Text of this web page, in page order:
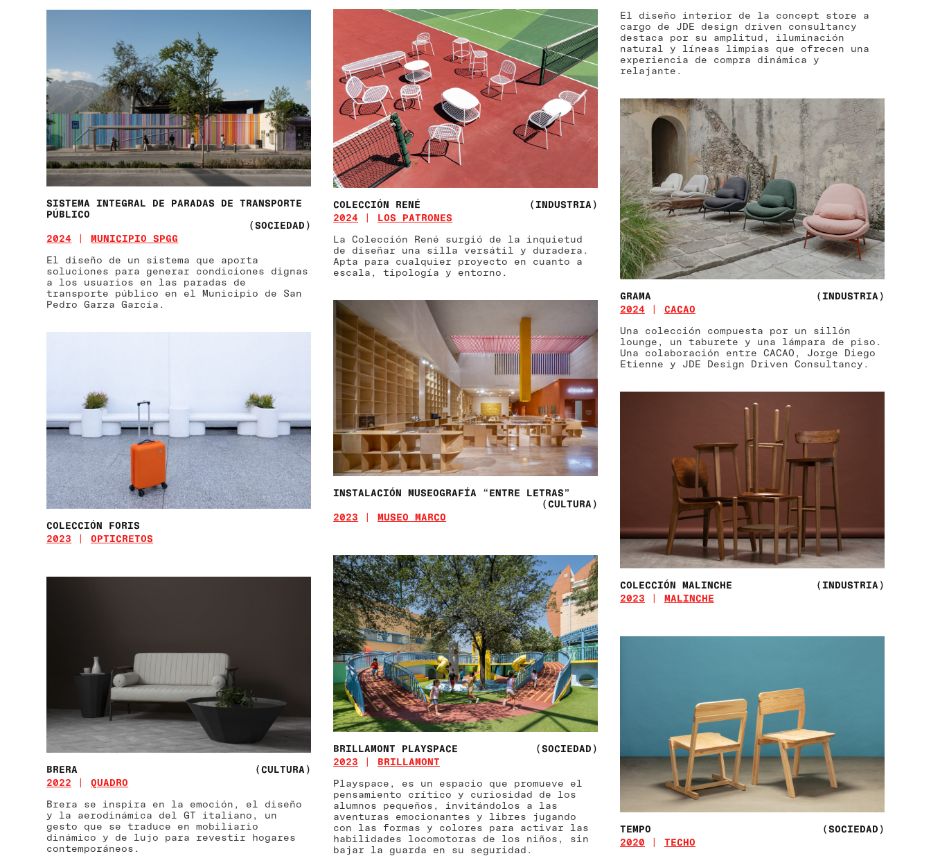
El diseño interior de la concept store a
cargo de JDE design driven consultancy
destaca por su amplitud, iluminación
natural y líneas limpias que ofrecen una
experiencia de compra dinámica y
relajante.
COLECCIÓN RENÉ
(INDUSTRIA)
2024
LOS PATRONES
La Colección René surgió de la inquietud
de diseñar una silla versátil y duradera.
Apta para cualquier proyecto en cuanto a
escala, tipología y entorno.
SISTEMA INTEGRAL DE PARADAS DE TRANSPORTE
PÚBLICO
(SOCIEDAD)
2024
MUNICIPIO SPGG
El diseño de un sistema que aporta
soluciones para generar condiciones dignas
a los usuarios en las paradas de
transporte público en el Municipio de San
Pedro Garza García.
GRAMA
(INDUSTRIA)
2024
CACAO
Una colección compuesta por un sillón
lounge, un taburete y una lámpara de piso.
Una colaboración entre CACAO, Jorge Diego
Etienne y JDE Design Driven Consultancy.
INSTALACIÓN MUSEOGRAFÍA “ENTRE LETRAS”
(CULTURA)
2023
MUSEO MARCO
COLECCIÓN FORIS
2023
OPTICRETOS
COLECCIÓN MALINCHE
(INDUSTRIA)
2023
MALINCHE
BRILLAMONT PLAYSPACE
(SOCIEDAD)
2023
BRILLAMONT
Playspace, es un espacio que promueve el
pensamiento crítico y curiosidad de los
alumnos pequeños, invitándolos a las
aventuras emocionantes y libres jugando
con las formas y colores para activar las
habilidades locomotoras de los niños, sin
bajar la guarda en su seguridad.
BRERA
(CULTURA)
2022
QUADRO
Brera se inspira en la emoción, el diseño
y la aerodinámica del GT italiano, un
gesto que se traduce en mobiliario
dinámico y de lujo para revestir hogares
contemporáneos.
TEMPO
(SOCIEDAD)
2020
TECHO